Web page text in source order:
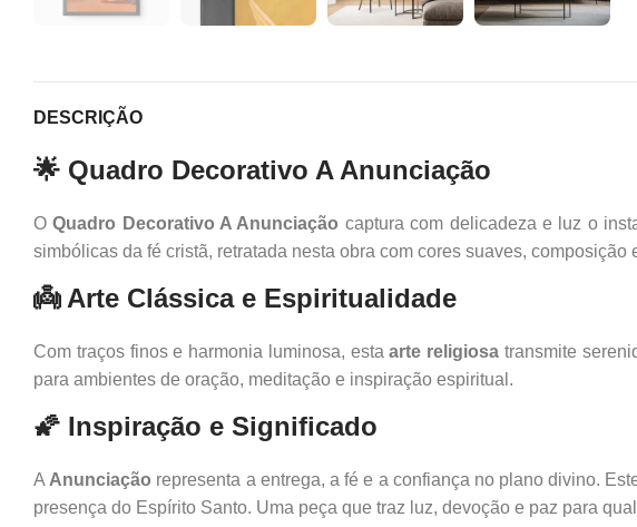
DESCRIÇÃO
🌟 Quadro Decorativo A Anunciação
OQuadro Decorativo A Anunciação captura com delicadeza e luz o
simbólicas da fé cristã, retratada nesta obra com cores suaves, composição
👼 Arte Clássica e Espiritualidade
Com traços finos e harmonia luminosa, estaarte religiosa transmite
para ambientes de oração, meditação e inspiração espiritual.
🌠 Inspiração e Significado
A Anunciação representa a entrega, a fé e a confiança no plano divino.
presença do Espírito Santo. Uma peça que traz luz, devoção e paz para